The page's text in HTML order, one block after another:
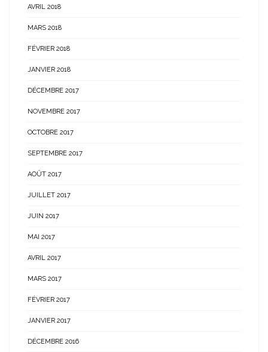
AVRIL 2018
MARS 2018
FÉVRIER 2018
JANVIER 2018
DÉCEMBRE 2017
NOVEMBRE 2017
OCTOBRE 2017
SEPTEMBRE 2017
AOÛT 2017
JUILLET 2017
JUIN 2017
MAI 2017
AVRIL 2017
MARS 2017
FÉVRIER 2017
JANVIER 2017
DÉCEMBRE 2016